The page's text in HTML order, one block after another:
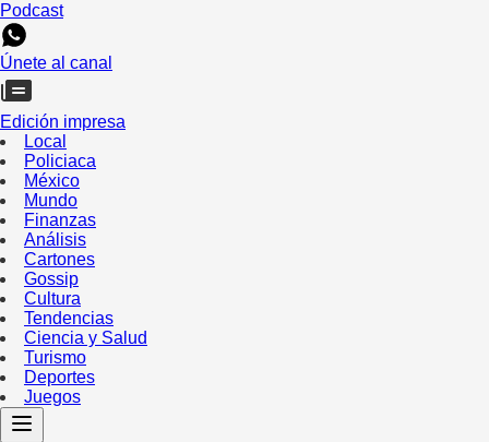
Podcast
Únete al canal
Edición impresa
Local
Policiaca
México
Mundo
Finanzas
Análisis
Cartones
Gossip
Cultura
Tendencias
Ciencia y Salud
Turismo
Deportes
Juegos